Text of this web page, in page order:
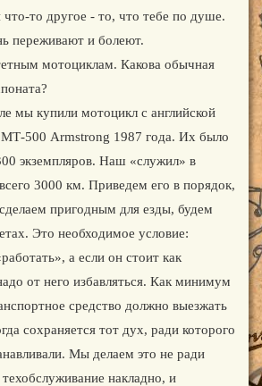
то другое - то, что тебе по душе.
переживают и болеют.
мотоциклам. Какова обычная
мы купили мотоцикл с английской
500 Armstrong 1987 года. Их было
экземпляров. Наш «служил» в
3000 км. Приведем его в порядок,
пригодным для езды, будем
Это необходимое условие:
а если он стоит как
от него избавляться. Как минимум
средство должно выезжать
сохраняется тот дух, ради которого
Мы делаем это не ради
накладно, и